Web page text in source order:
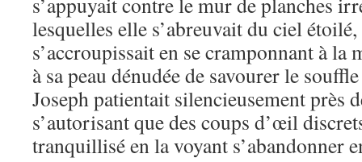
lesquelles elle s’abreuvait du ciel
s’accroupissait en se cramponnant à la
à sa peau dénudée de savourer le
Joseph patientait silencieusement près
s’autorisant que des coups d’œil
tranquillisé en la voyant s’abandonner